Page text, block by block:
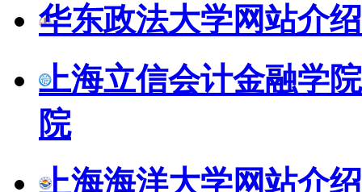
华东政法大学网站介绍
上海立信会计金融学
院
上海海洋大学网站介绍